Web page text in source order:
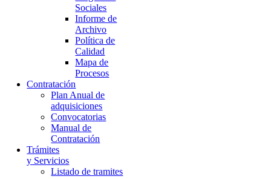
Sociales
Informe de
Archivo
Política de
Calidad
Mapa de
Procesos
Contratación
Plan Anual de
adquisiciones
Convocatorias
Manual de
Contratación
Trámites
y Servicios
Listado de tramites